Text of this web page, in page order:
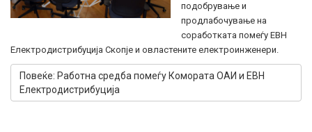
подобрување и
продлабочување на
соработката помеѓу ЕВН
Електродистрибуција Скопје и овластените електроинженери.
Повеќе: Работна средба помеѓу Комората ОАИ и ЕВН
Електродистрибуција